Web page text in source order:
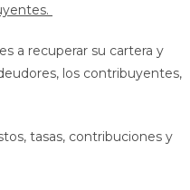
a recuperar su cartera y
los contribuyentes,
tasas, contribuciones y